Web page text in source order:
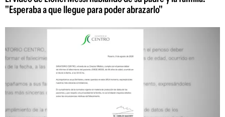
"Esperaba a que llegue para poder abrazarlo"